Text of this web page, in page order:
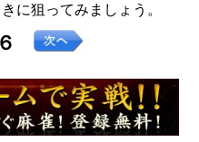
に狙ってみましょう。